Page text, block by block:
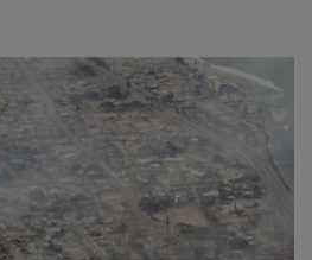
banii obținuți? SUMA
E COLOSALĂ